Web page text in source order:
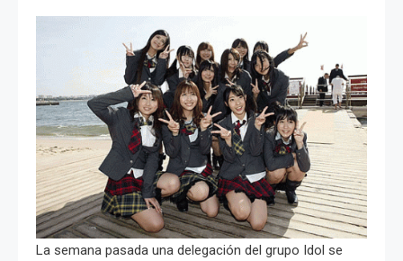
La semana pasada una delegación del grupo Idol se